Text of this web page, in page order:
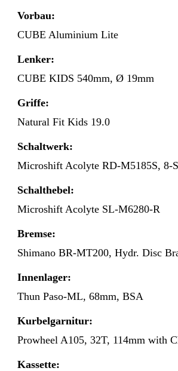
Vorbau:
CUBE Aluminium Lite
Lenker:
CUBE KIDS 540mm, Ø 19mm
Griffe:
Natural Fit Kids 19.0
Schaltwerk:
Microshift Acolyte RD-M5185S, 8-
Schalthebel:
Microshift Acolyte SL-M6280-R
Bremse:
Shimano BR-MT200, Hydr. Disc
Innenlager:
Thun Paso-ML, 68mm, BSA
Kurbelgarnitur:
Prowheel A105, 32T, 114mm with
Kassette: